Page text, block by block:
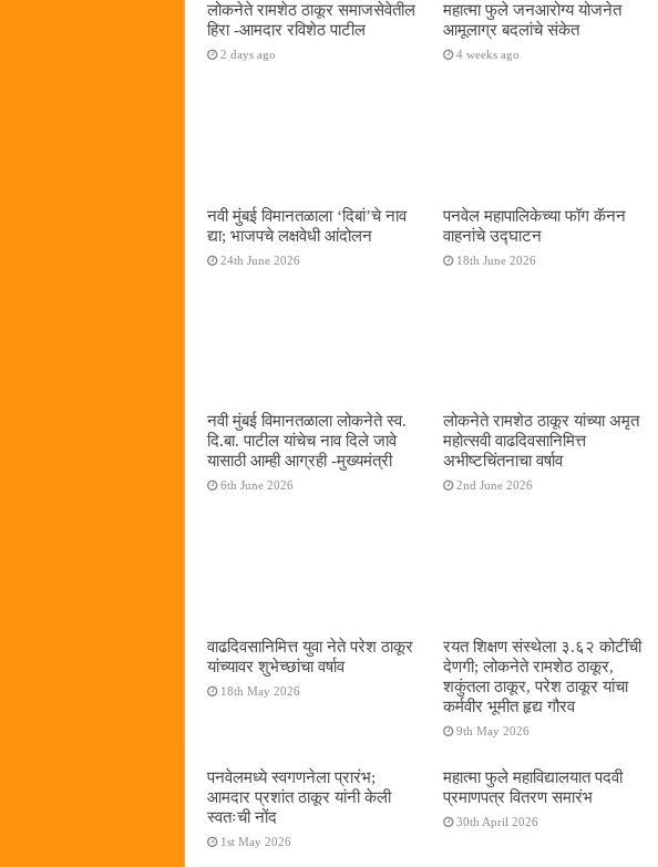
लोकनेते रामशेठ ठाकूर समाजसेवेतील
हिरा -आमदार रविशेठ पाटील
2 days ago
महात्मा फुले जनआरोग्य योजनेत
आमूलाग्र बदलांचे संकेत
4 weeks ago
नवी मुंबई विमानतळाला ‌‘दिबां‌’चे नाव
द्या; भाजपचे लक्षवेधी आंदोलन
24th June 2026
पनवेल महापालिकेच्या फॉग कॅनन
वाहनांचे उद्घाटन
18th June 2026
नवी मुंबई विमानतळाला लोकनेते स्व.
दि.बा. पाटील यांचेच नाव दिले जावे
यासाठी आम्ही आग्रही -मुख्यमंत्री
6th June 2026
लोकनेते रामशेठ ठाकूर यांच्या अमृत
महोत्सवी वाढदिवसानिमित्त
अभीष्टचिंतनाचा वर्षाव
2nd June 2026
वाढदिवसानिमित्त युवा नेते परेश ठाकूर
यांच्यावर शुभेच्छांचा वर्षाव
18th May 2026
रयत शिक्षण संस्थेला ३.६२ कोटींची
देणगी; लोकनेते रामशेठ ठाकूर,
शकुंतला ठाकूर, परेश ठाकूर यांचा
कर्मवीर भूमीत हृद्य गौरव
9th May 2026
पनवेलमध्ये स्वगणनेला प्रारंभ;
आमदार प्रशांत ठाकूर यांनी केली
स्वतःची नोंद
1st May 2026
महात्मा फुले महाविद्यालयात पदवी
प्रमाणपत्र वितरण समारंभ
30th April 2026